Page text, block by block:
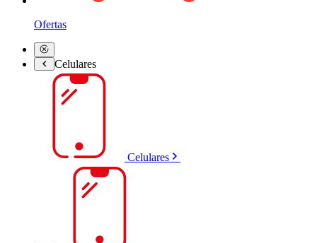
Ofertas
Celulares
Celulares